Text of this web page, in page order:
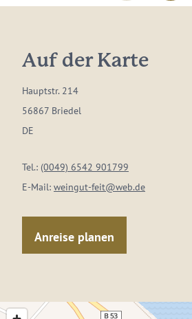
Auf der Karte
Hauptstr. 214
56867 Briedel
DE
Tel.: (0049) 6542 901799
E-Mail: weingut-feit@web.de
Anreise planen